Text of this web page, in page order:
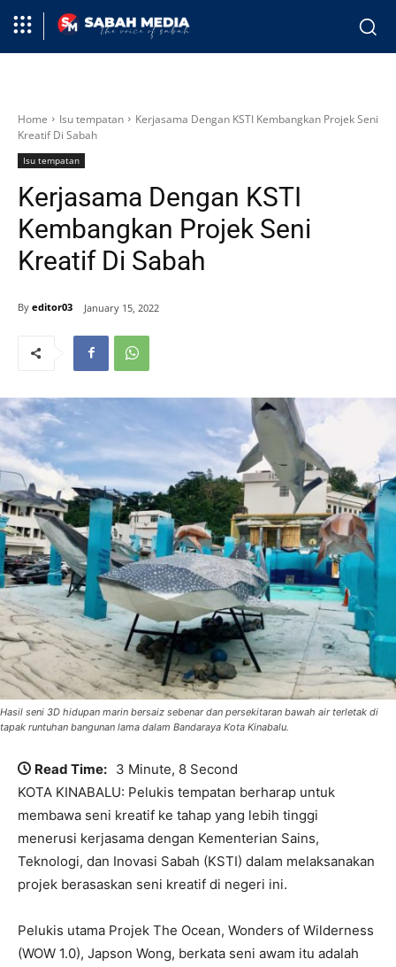
Home Isu tempatan
Kerjasama Dengan KSTI Kembangkan Projek Seni
Kreatif Di Sabah
Isu tempatan
Kerjasama Dengan KSTI
Kembangkan Projek Seni
Kreatif Di Sabah
By editor03 January 15, 2022
Hasil seni 3D hidupan marin bersaiz sebenar dan persekitaran bawah air terletak di
tapak runtuhan bangunan lama dalam Bandaraya Kota Kinabalu.
Read Time: 3 Minute, 8 Second
KOTA KINABALU: Pelukis tempatan berharap untuk
membawa seni kreatif ke tahap yang lebih tinggi
menerusi kerjasama dengan Kementerian Sains,
Teknologi, dan Inovasi Sabah (KSTI) dalam melaksanakan
projek berasaskan seni kreatif di negeri ini.
Pelukis utama Projek The Ocean, Wonders of Wilderness
(WOW 1.0), Japson Wong, berkata seni awam itu adalah